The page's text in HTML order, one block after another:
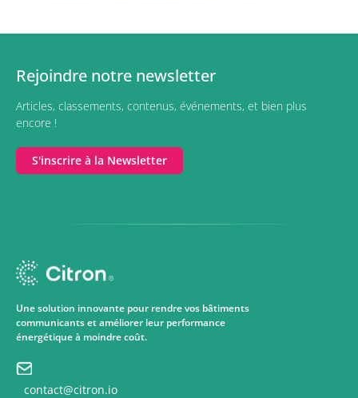
Rejoindre notre newsletter
Articles, classements, contenus, événements, et bien plus
encore !
S'inscrire à la Newsletter
Une solution innovante pour rendre vos bâtiments
communicants et améliorer leur performance
énergétique à moindre coût.
contact@citron.io